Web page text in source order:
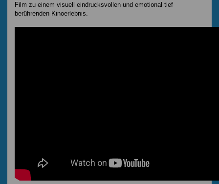
Film zu einem visuell eindrucksvollen und emotional tief
berührenden Kinoerlebnis.